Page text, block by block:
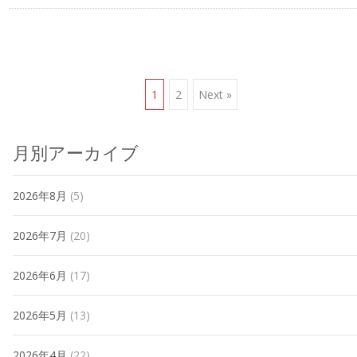
navigation
1 2 Next »
月別アーカイブ
2026年8月 (5)
2026年7月 (20)
2026年6月 (17)
2026年5月 (13)